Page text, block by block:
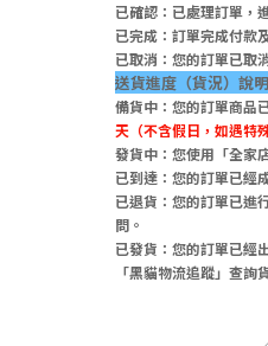
已確認：已處理訂單，
已完成：訂單完成付款
已取消：您的訂單已取
送貨進度（貨況）說明
備貨中：您的訂單商品
天（不含假日，如遇特
發貨中：您使用「全家
已到達：您的訂單已經
已退貨：您的訂單已進
問。
已發貨：您的訂單已經
「黑貓物流追蹤」查詢